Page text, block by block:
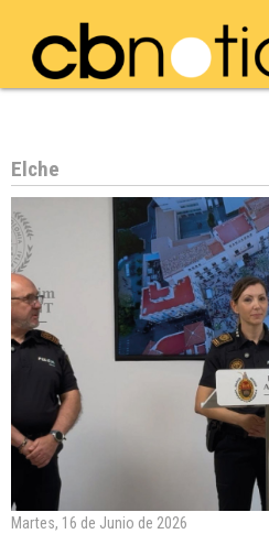
Elche
Martes, 16 de Junio de 2026